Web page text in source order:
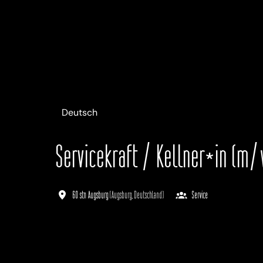
Deutsch
Servicekraft / Kellner*in
60 stn Augsburg Augsburg Deutschland) Service